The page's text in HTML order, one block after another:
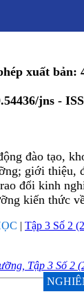
bản:
- ISSN:
đào tạo,
giới thiệu,
đổi kinh
kiến thức
| Tập 3 Số 2
Tập 3 Số 2